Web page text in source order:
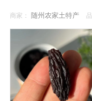
商家： 随州农家土特产